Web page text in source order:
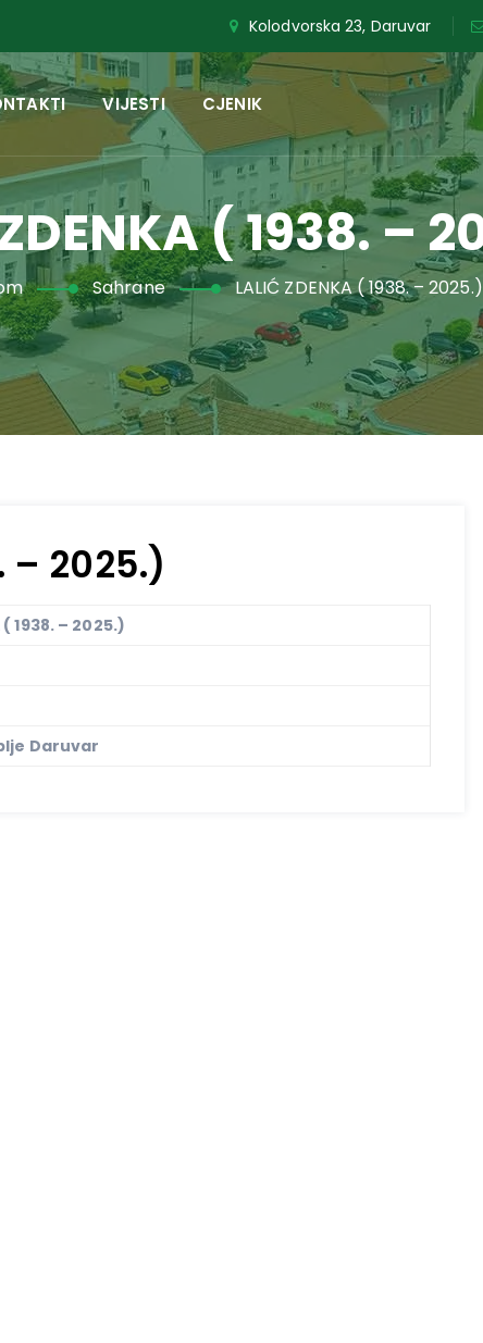
Kolodvorska 23, Daruvar
VIJESTI CJENIK
( 1938. –
Sahrane LALIĆ ZDENKA ( 1938. – 2025.)
– 2025.)
( 1938. – 2025.)
Daruvar